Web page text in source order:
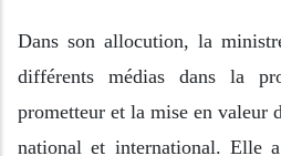
Dans son allocution, la
différents médias dans la
prometteur et la mise en valeur
national et international. Elle